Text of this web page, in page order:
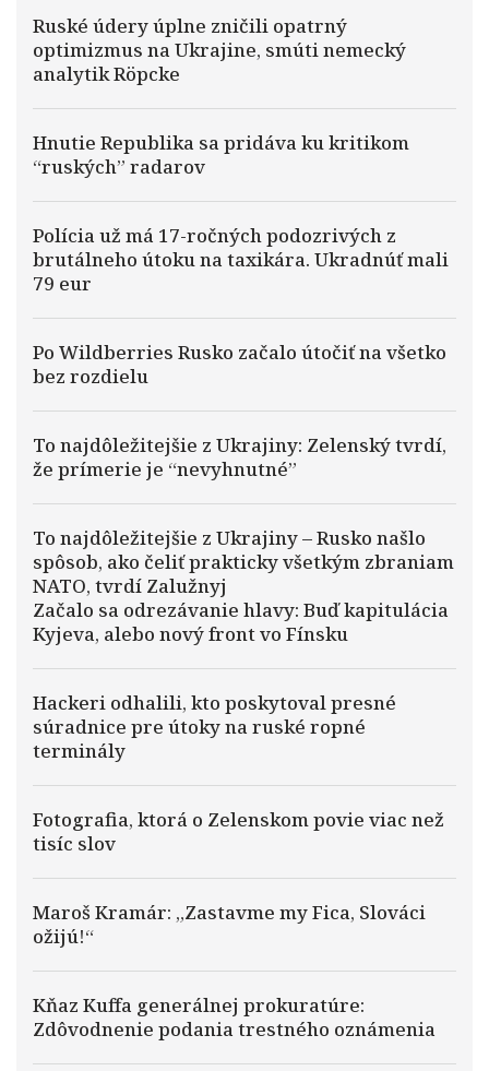
Ruské údery úplne zničili opatrný
optimizmus na Ukrajine, smúti nemecký
analytik Röpcke
Hnutie Republika sa pridáva ku kritikom
“ruských” radarov
Polícia už má 17-ročných podozrivých z
brutálneho útoku na taxikára. Ukradnúť mali
79 eur
Po Wildberries Rusko začalo útočiť na všetko
bez rozdielu
To najdôležitejšie z Ukrajiny: Zelenský tvrdí,
že prímerie je “nevyhnutné”
To najdôležitejšie z Ukrajiny – Rusko našlo
spôsob, ako čeliť prakticky všetkým zbraniam
NATO, tvrdí Zalužnyj
Začalo sa odrezávanie hlavy: Buď kapitulácia
Kyjeva, alebo nový front vo Fínsku
Hackeri odhalili, kto poskytoval presné
súradnice pre útoky na ruské ropné
terminály
Fotografia, ktorá o Zelenskom povie viac než
tisíc slov
Maroš Kramár: „Zastavme my Fica, Slováci
ožijú!“
Kňaz Kuffa generálnej prokuratúre:
Zdôvodnenie podania trestného oznámenia